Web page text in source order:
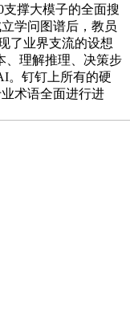
支撑大模子的全面搜
学问图谱后，教员
了业界支流的设想
、理解推理、决策步
。钉钉上所有的硬
术语全面进行进